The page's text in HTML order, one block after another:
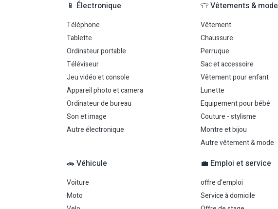
📱 Électronique
Téléphone
Tablette
Ordinateur portable
Téléviseur
Jeu vidéo et console
Appareil photo et camera
Ordinateur de bureau
Son et image
Autre électronique
👕 Vêtements & mode
Vêtement
Chaussure
Perruque
Sac et accessoire
Vêtement pour enfant
Lunette
Equipement pour bébé
Couture - stylisme
Montre et bijou
Autre vêtement & mode
🚗 Véhicule
Voiture
Moto
💼 Emploi et service
offre d'emploi
Service à domicile